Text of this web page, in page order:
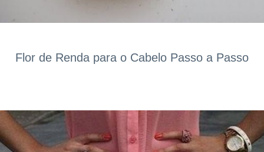
Flor de Renda para o Cabelo Passo a Passo